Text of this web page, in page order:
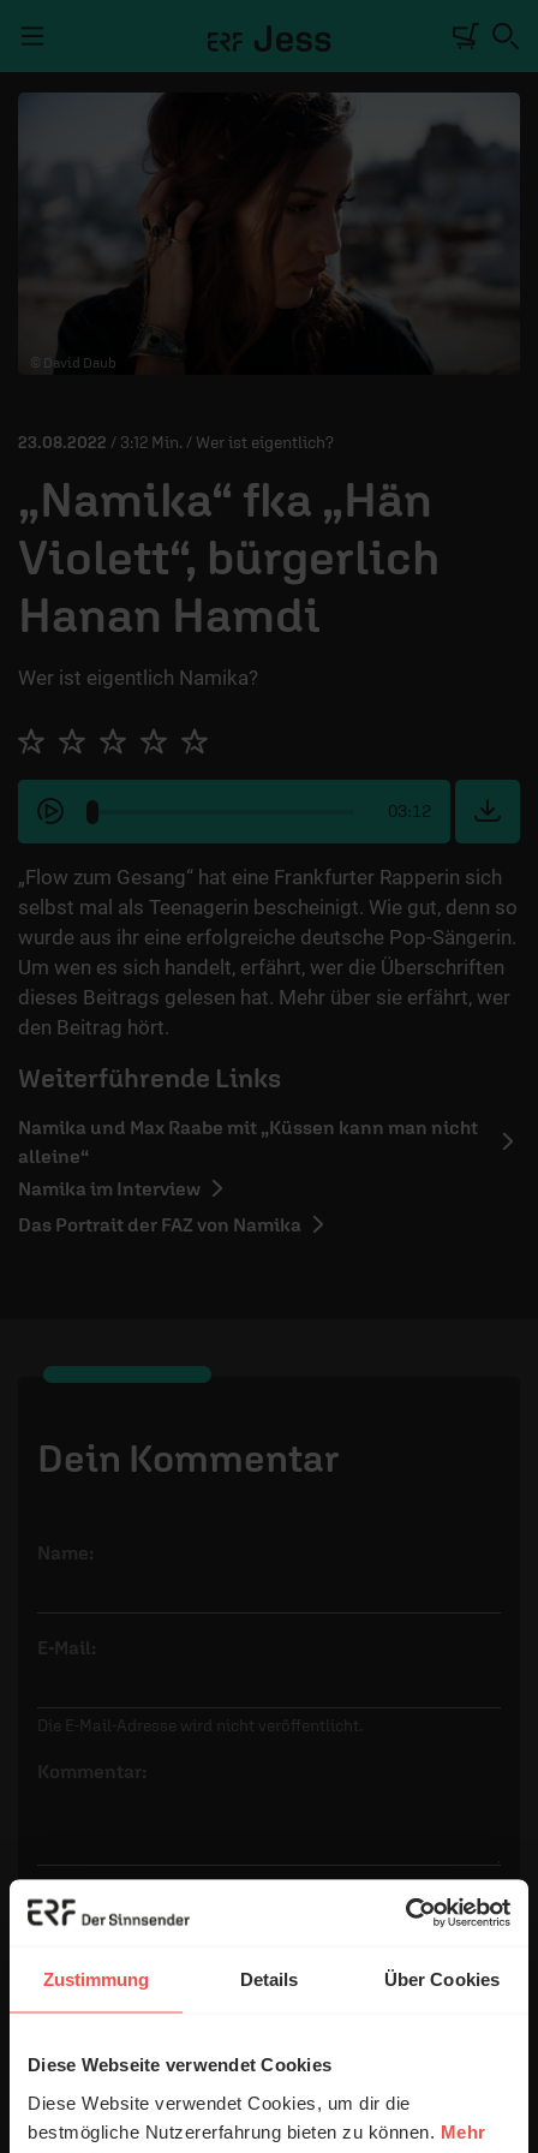
Zustimmung Details Über Cookies
Diese Webseite verwendet Cookies
Diese Website verwendet Cookies, um dir die
bestmögliche Nutzererfahrung bieten zu können. Mehr
DEINE APP
MITMACHEN
ÜBER UNS
© David Daub
23.08.2022 / 3:12 Min. / Wer ist eigentlich?
„Namika“ fka „Hän
Violett“, bürgerlich
Hanan Hamdi
Wer ist eigentlich Namika?
03:12
„Flow zum Gesang“ hat eine Frankfurter Rapperin sich
selbst mal als Teenagerin bescheinigt. Wie gut, denn so
wurde aus ihr eine erfolgreiche deutsche Pop-Sängerin.
Um wen es sich handelt, erfährt, wer die Überschriften
dieses Beitrags gelesen hat. Mehr über sie erfährt, wer
den Beitrag hört.
Weiterführende Links
Namika und Max Raabe mit „Küssen kann man nicht
alleine“
Namika im Interview
Das Portrait der FAZ von Namika
Dein Kommentar
Name:
E-Mail:
Die E-Mail-Adresse wird nicht veröffentlicht.
Kommentar:
Meinen Kommentar nicht öffentlich teilen.
anonymisiert erfasst und zum Zweck der
Verbesserung unseres Online-Angebots
Ihrer Daten an Dritte. Näheres siehe
Alle Kommentare werden redaktionell geprüft. Wir behalten
uns das Kürzen von Kommentaren vor. Ein Recht auf